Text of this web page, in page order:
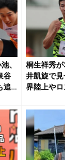
、
谷
追
桐生祥秀
井凱旋で
界陸上や